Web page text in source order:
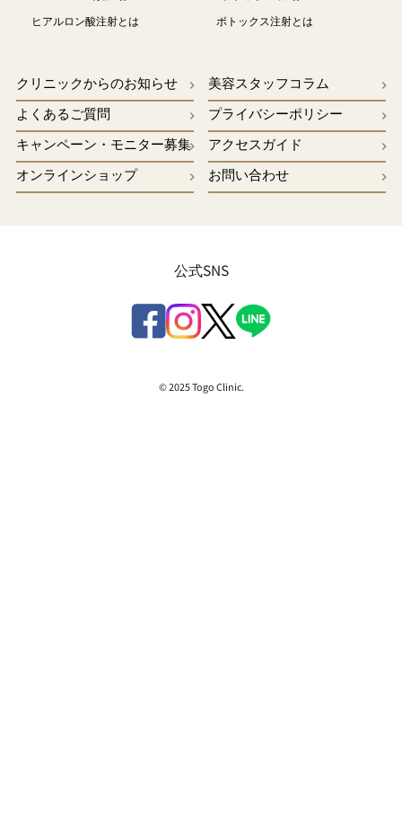
ヒアルロン酸注射とは ボトックス注射とは
クリニックからのお知らせ
美容スタッフコラム
よくあるご質問
プライバシーポリシー
キャンペーン・モニター募集
アクセスガイド
オンラインショップ
お問い合わせ
公式SNS
© 2025 Togo Clinic.